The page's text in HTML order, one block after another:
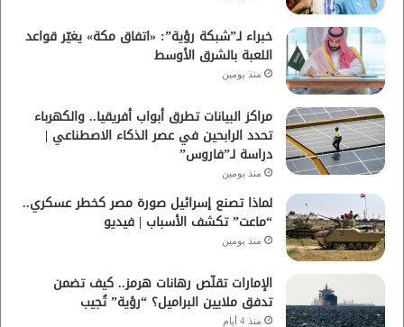
خبراء لـ”شبكة رؤية”: «اتفاق مكة» يغيّر قواعد
اللعبة بالشرق الأوسط
منذ يومين
مراكز البيانات تطرق أبواب أفريقيا.. والكهرباء
تحدد الرابحين في عصر الذكاء الاصطناعي |
دراسة لـ”فاروس”
منذ يومين
لماذا تصنع إسرائيل صورة مصر كخطر عسكري..
“ماعت” تكشف الأسباب | فيديو
منذ يومين
الإمارات تقلّص رهانات هرمز.. كيف تضمن
تدفق ملايين البراميل؟ “رؤية” تُجيب
منذ 4 أيام